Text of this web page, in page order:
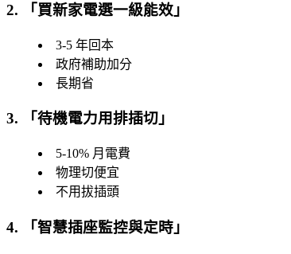
2. 「買新家電選一級能效 」
3-5 年回本
政府補助加分
長期省
3. 「待機電力用排插切 」
5-10% 月電費
物理切便宜
不用拔插頭
4. 「智慧插座監控與定時 」